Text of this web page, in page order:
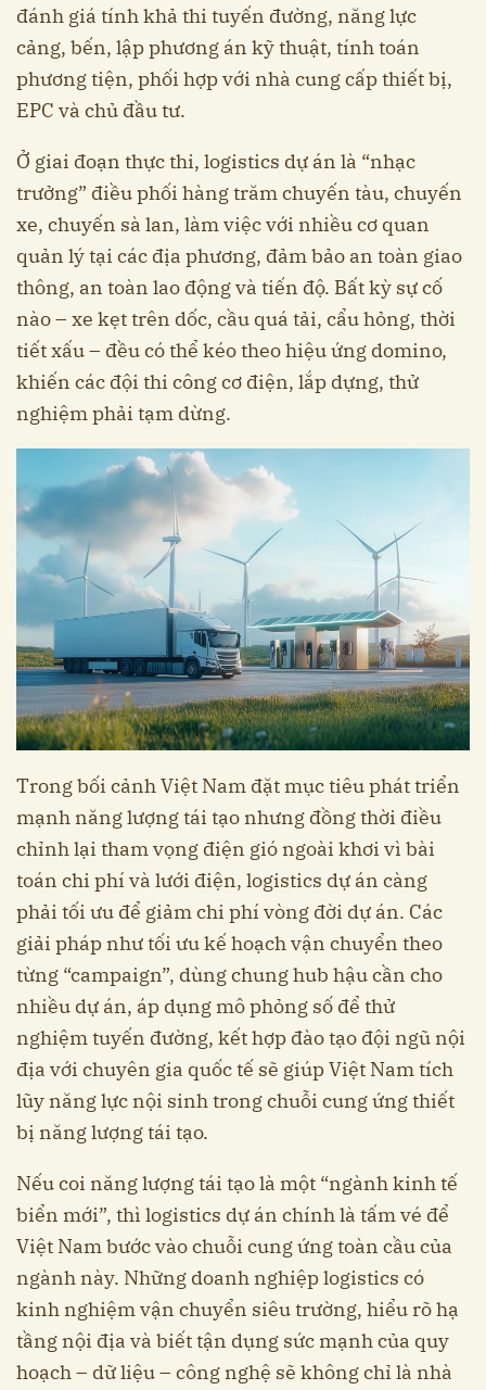
đánh giá tính khả thi tuyến đường, năng lực
cảng, bến, lập phương án kỹ thuật, tính toán
phương tiện, phối hợp với nhà cung cấp thiết bị,
EPC và chủ đầu tư.
Ở giai đoạn thực thi, logistics dự án là “nhạc
trưởng” điều phối hàng trăm chuyến tàu, chuyến
xe, chuyến sà lan, làm việc với nhiều cơ quan
quản lý tại các địa phương, đảm bảo an toàn giao
thông, an toàn lao động và tiến độ. Bất kỳ sự cố
nào – xe kẹt trên dốc, cầu quá tải, cẩu hỏng, thời
tiết xấu – đều có thể kéo theo hiệu ứng domino,
khiến các đội thi công cơ điện, lắp dựng, thử
nghiệm phải tạm dừng.
Trong bối cảnh Việt Nam đặt mục tiêu phát triển
mạnh năng lượng tái tạo nhưng đồng thời điều
chỉnh lại tham vọng điện gió ngoài khơi vì bài
toán chi phí và lưới điện, logistics dự án càng
phải tối ưu để giảm chi phí vòng đời dự án. Các
giải pháp như tối ưu kế hoạch vận chuyển theo
từng “campaign”, dùng chung hub hậu cần cho
nhiều dự án, áp dụng mô phỏng số để thử
nghiệm tuyến đường, kết hợp đào tạo đội ngũ nội
địa với chuyên gia quốc tế sẽ giúp Việt Nam tích
lũy năng lực nội sinh trong chuỗi cung ứng thiết
bị năng lượng tái tạo.
Nếu coi năng lượng tái tạo là một “ngành kinh tế
biển mới”, thì logistics dự án chính là tấm vé để
Việt Nam bước vào chuỗi cung ứng toàn cầu của
ngành này. Những doanh nghiệp logistics có
kinh nghiệm vận chuyển siêu trường, hiểu rõ hạ
tầng nội địa và biết tận dụng sức mạnh của quy
hoạch – dữ liệu – công nghệ sẽ không chỉ là nhà